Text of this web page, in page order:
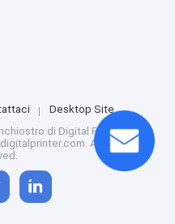
Desktop Site
di Digital Fabbrica
All Rights